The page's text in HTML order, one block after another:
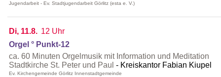
Jugendarbeit - Ev. Stadtjugendarbeit Görlitz (esta e. V.)
Di, 11.8. 12 Uhr
Orgel ° Punkt-12
ca. 60 Minuten Orgelmusik mit Information und Meditation
Stadtkirche St. Peter und Paul
Kreiskantor Fabian Kiupel
Ev. Kirchengemeinde Görlitz Innenstadtgemeinde